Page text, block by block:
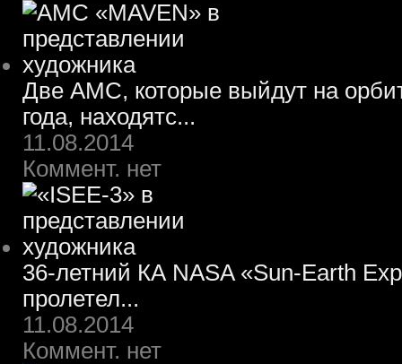
Две АМС, которые выйдут на
года, находятс...
11.08.2014
Коммент. нет
36-летний КА NASA «Sun-Earth
пролетел...
11.08.2014
Коммент. нет